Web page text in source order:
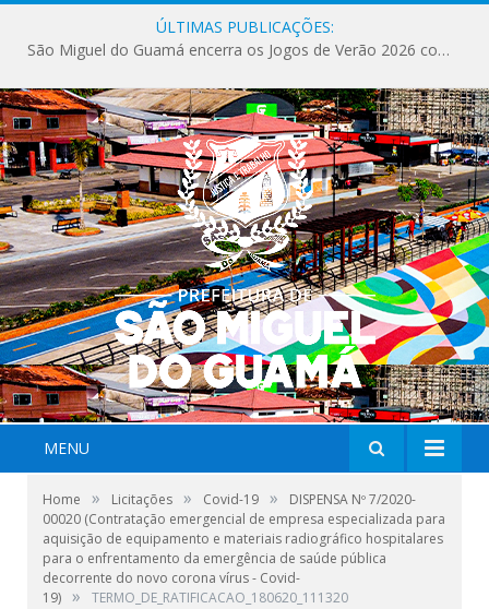
ÚLTIMAS PUBLICAÇÕES:
São Miguel do Guamá encerra os Jogos de Verão 2026 com sucesso de público e competições.
MENU
Home » Licitações » Covid-19 »
DISPENSA Nº 7/2020-
00020 (Contratação emergencial de empresa especializada para
aquisição de equipamento e materiais radiográfico hospitalares
para o enfrentamento da emergência de saúde pública
decorrente do novo corona vírus - Covid-
19) » TERMO_DE_RATIFICACAO_180620_111320